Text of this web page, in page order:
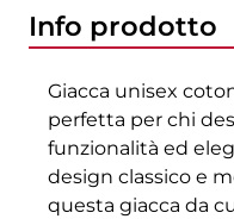
Info prodotto
Giacca unisex
perfetta per chi
funzionalità ed
design classico e
questa giacca da